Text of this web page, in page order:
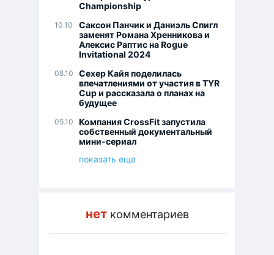
Championship
10.10
Саксон Панчик и Даниэль Спигл
заменят Романа Хренникова и
Алексис Раптис на Rogue
Invitational 2024
08.10
Сехер Кайя поделилась
впечатлениями от участия в TYR
Cup и рассказала о планах на
будущее
05.10
Компания CrossFit запустила
собственный документальный
мини-сериал
показать еще
неткомментариев